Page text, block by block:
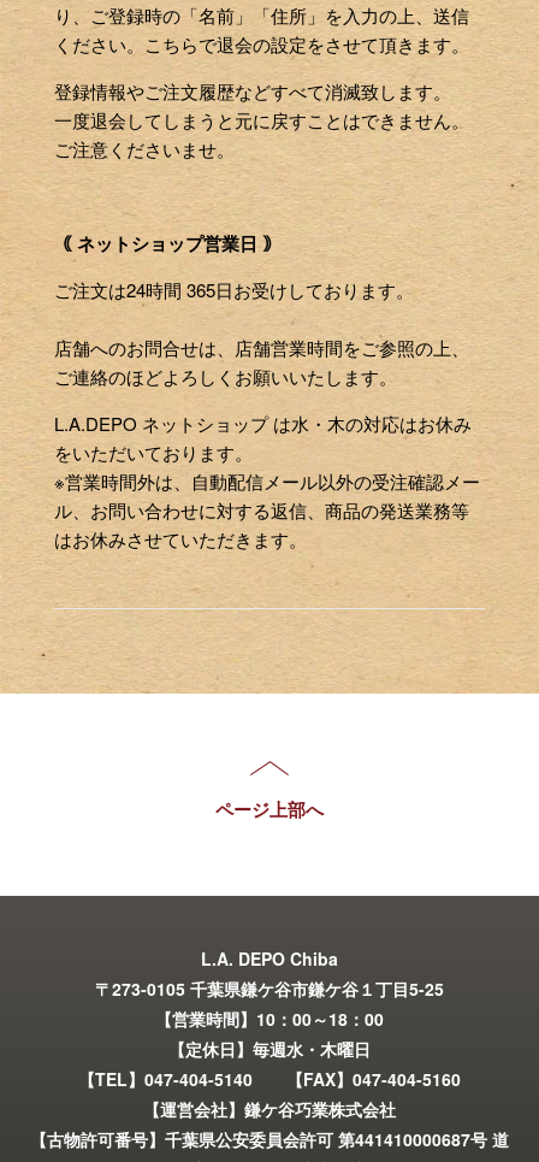
り、ご登録時の「名前」「住所」を入力の上、送信
ください。こちらで退会の設定をさせて頂きます。
登録情報やご注文履歴などすべて消滅致します。
一度退会してしまうと元に戻すことはできません。
ご注意くださいませ。
｟ ネットショップ営業日 ｠
ご注文は24時間 365日お受けしております。
店舗へのお問合せは、店舗営業時間をご参照の上、
ご連絡のほどよろしくお願いいたします。
L.A.DEPO ネットショップ は水・木の対応はお休み
をいただいております。
※営業時間外は、自動配信メール以外の受注確認メー
ル、お問い合わせに対する返信、商品の発送業務等
はお休みさせていただきます。
ページ上部へ
L.A. DEPO Chiba
〒273-0105 千葉県鎌ケ谷市鎌ケ谷１丁目5-25
【営業時間】10：00～18：00
【定休日】毎週水・木曜日
【TEL】047-404-5140 【FAX】047-404-5160
【運営会社】鎌ケ谷巧業株式会社
【古物許可番号】千葉県公安委員会許可 第441410000687号 道